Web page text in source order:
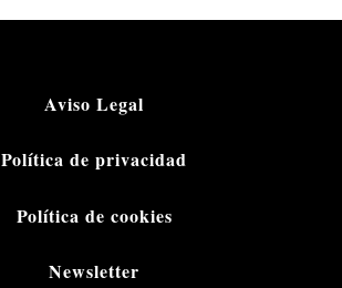
Aviso Legal
Política de privacidad
Política de cookies
Newsletter